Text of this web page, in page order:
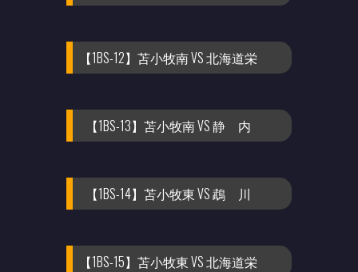
【1BS-12】苫小牧南 VS 北海道栄
【1BS-13】苫小牧南 VS 静 内
【1BS-14】苫小牧東 VS 鵡 川
【1BS-15】苫小牧東 VS 北海道栄